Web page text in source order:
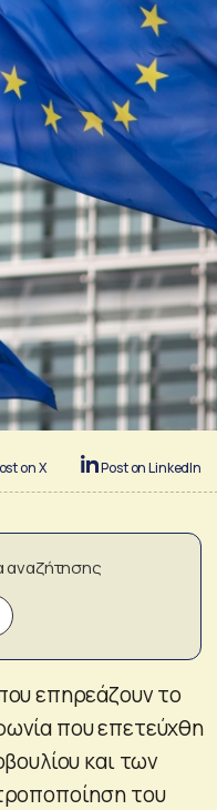
on X Post on LinkedIn
αναζήτησης
επηρεάζουν το
που επετεύχθη
και των
του